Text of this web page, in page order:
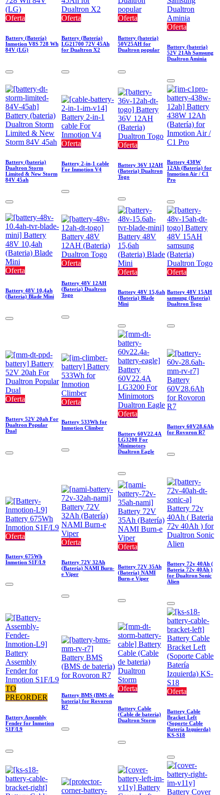
Oferta
Battery (Batería)
Inmotion V8S 728 Wh
84V (LG)
Oferta
Battery (Batería)
LG21700 72V 45Ah
for Dualtron X2
Oferta
Battery (bateria)
50V25AH for
Dualtron popular
Oferta
Battery (bateria)
52V 21Ah Samsung
Dualtron Aminia
Battery (bateria)
Dualtron Storm
Limited & New Storm
84V 45ah
Oferta
Battery 2-in-1 cable
For Inmotion V4
Oferta
Battery 36V 12AH
(Bateria) Dualtron
Togo
Battery 438W
12Ah (Batería) for
Inmotion Air / C1
Pro
Oferta
Battery 48V 10,4ah
(Bateria) Blade Mini
Oferta
Battery 48V 12AH
(Bateria) Dualtron
Togo
Oferta
Battery 48V 15,6ah
(Bateria) Blade
Mini
Oferta
Battery 48V 15AH
samsung (Bateria)
Dualtron Togo
Oferta
Battery 52V 20ah For
Dualtron Popular
Dual
Oferta
Battery 533Wh for
Inmotion Climber
Oferta
Battery 60V22.4A
LG3200 For
Minimotors
Dualtron Eagle
Battery 60V28.6Ah
for Rovoron R7
Oferta
Battery 675Wh
Inmotion S1F/L9
Oferta
Battery 72V 32Ah
(Batería) NAMI Burn-
e Viper
Oferta
Battery 72V 35Ah
(Batería) NAMI
Burn-e Viper
Battery 72v 40Ah (
Bateria 72v 40Ah )
for Dualtron Sonic
Alien
TO
PREORDER
Battery Assembly
Fender for Inmotion
S1F/L9
Battery BMS (BMS de
bateria) for Rovoron
R7
Oferta
Battery Cable
(Cable de bateria)
Dualtron Storm
Oferta
Battery Cable
Bracket Left
(Soporte Cable
Batería Izquierda)
KS-S18